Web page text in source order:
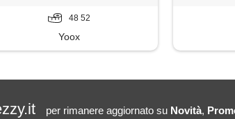
48 52
Yoox
per rimanere aggiornato su Novità,